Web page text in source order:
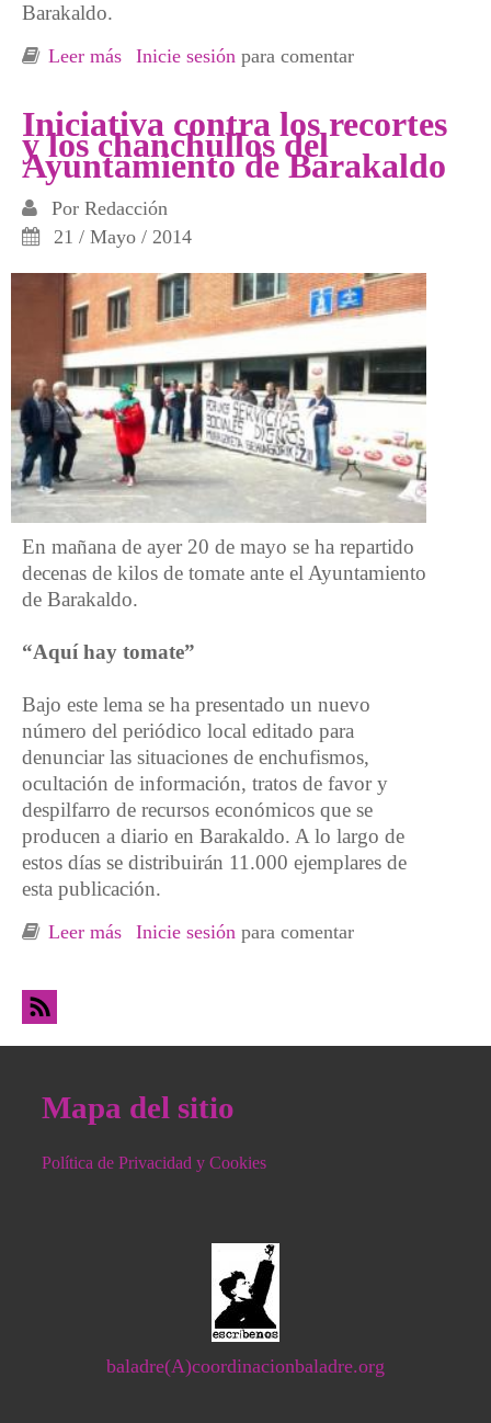
Barakaldo.
Leer más sobre Nuevo ejemplar del periódico contra los
de Barakaldo
Inicie sesión para comentar
Iniciativa contra los recortes
y los chanchullos del
Ayuntamiento de Barakaldo
Por Redacción
21 / Mayo / 2014
En mañana de ayer 20 de mayo se ha repartido
decenas de kilos de tomate ante el Ayuntamiento
de Barakaldo.
“Aquí hay tomate”
Bajo este lema se ha presentado un nuevo
número del periódico local editado para
denunciar las situaciones de enchufismos,
ocultación de información, tratos de favor y
despilfarro de recursos económicos que se
producen a diario en Barakaldo. A lo largo de
estos días se distribuirán 11.000 ejemplares de
esta publicación.
Leer más sobre Iniciativa contra los recortes y los
Inicie sesión para comentar
Mapa del sitio
Política de Privacidad y Cookies
baladre(A)coordinacionbaladre.org